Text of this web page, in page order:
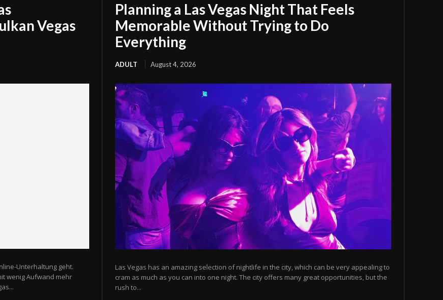
Vegas
Unterhaltung geht.
wenig Aufwand mehr
Planning a Las Vegas Night That Feels
Memorable Without Trying to Do
Everything
ADULT August 4, 2026
Las Vegas has an amazing selection of nightlife in the city, which can be very appealing to
cram as much as you can into one night. The city offers many great opportunities, but the
rush to...